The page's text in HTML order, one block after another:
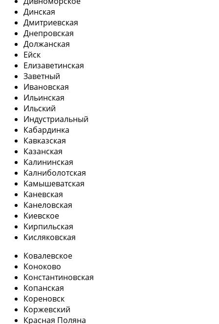
Динская
Дмитриевская
Днепровская
Должанская
Ейск
Елизаветинская
Заветный
Ивановская
Ильинская
Ильский
Индустриальный
Кабардинка
Кавказская
Казанская
Калининская
Калниболотская
Камышеватская
Каневская
Канеловская
Киевское
Кирпильская
Кисляковская
Ковалевское
Коноково
Константиновская
Копанская
Кореновск
Коржевский
Красная Поляна